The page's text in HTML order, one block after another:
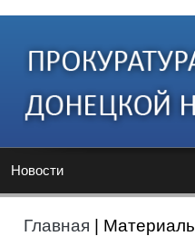
Новости
Главная |